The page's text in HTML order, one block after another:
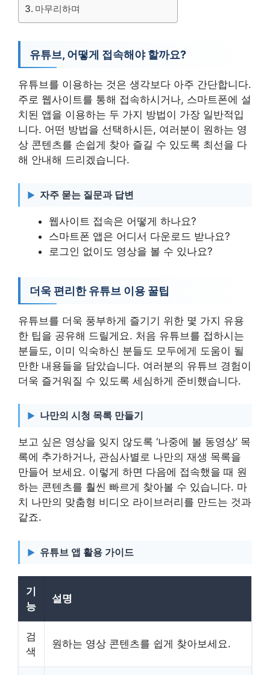
마무리하며
유튜브, 어떻게 접속해야 할까요?
유튜브를 이용하는 것은 생각보다 아주 간단합니다.
주로 웹사이트를 통해 접속하시거나, 스마트폰에 설
치된 앱을 이용하는 두 가지 방법이 가장 일반적입
니다. 어떤 방법을 선택하시든, 여러분이 원하는 영
상 콘텐츠를 손쉽게 찾아 즐길 수 있도록 최선을 다
해 안내해 드리겠습니다.
자주 묻는 질문과 답변
웹사이트 접속은 어떻게 하나요?
스마트폰 앱은 어디서 다운로드 받나요?
로그인 없이도 영상을 볼 수 있나요?
더욱 편리한 유튜브 이용 꿀팁
유튜브를 더욱 풍부하게 즐기기 위한 몇 가지 유용
한 팁을 공유해 드릴게요. 처음 유튜브를 접하시는
분들도, 이미 익숙하신 분들도 모두에게 도움이 될
만한 내용들을 담았습니다. 여러분의 유튜브 경험이
더욱 즐거워질 수 있도록 세심하게 준비했습니다.
나만의 시청 목록 만들기
보고 싶은 영상을 잊지 않도록 ‘나중에 볼 동영상’ 목
록에 추가하거나, 관심사별로 나만의 재생 목록을
만들어 보세요. 이렇게 하면 다음에 접속했을 때 원
하는 콘텐츠를 훨씬 빠르게 찾아볼 수 있습니다. 마
치 나만의 맞춤형 비디오 라이브러리를 만드는 것과
같죠.
유튜브 앱 활용 가이드
기
능
설명
검
색
원하는 영상 콘텐츠를 쉽게 찾아보세요.